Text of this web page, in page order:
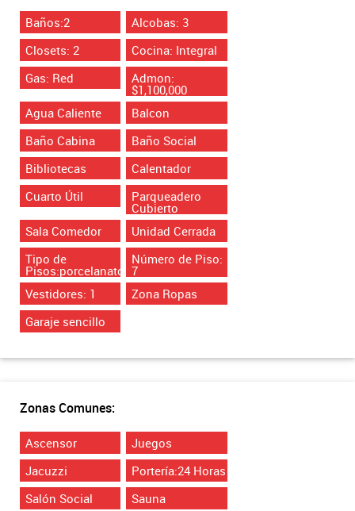
Baños:2
Alcobas: 3
Closets: 2
Cocina: Integral
Gas: Red
Admon:
$1,100,000
Agua Caliente
Balcon
Baño Cabina
Baño Social
Bibliotecas
Calentador
Cuarto Útil
Parqueadero
Cubierto
Sala Comedor
Unidad Cerrada
Tipo de
Pisos:porcelanato
Número de Piso:
7
Vestidores: 1
Zona Ropas
Garaje sencillo
Zonas Comunes:
Ascensor
Juegos
Jacuzzi
Portería:24 Horas
Salón Social
Sauna